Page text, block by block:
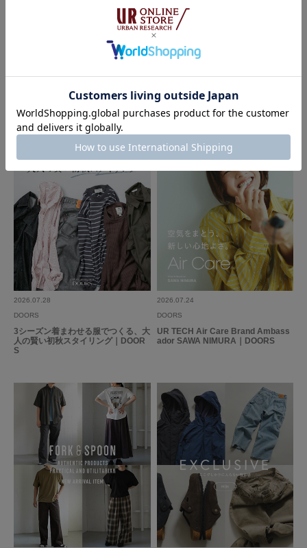
2026.07.31
OK
2026.07.28
DOORS
3シーズン着まわせる服でつくる、大
人の賢い初秋スタイリング｜DOOR
S
2026.07.24
DOORS
UR TECH Air Care Brand Ambass
ador SAWA NIMURA｜DOORS